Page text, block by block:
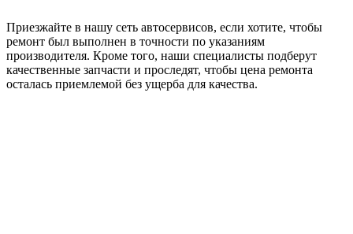
Приезжайте в нашу сеть автосервисов, если хотите, чтобы
ремонт был выполнен в точности по указаниям
производителя. Кроме того, наши специалисты подберут
качественные запчасти и проследят, чтобы цена ремонта
осталась приемлемой без ущерба для качества.